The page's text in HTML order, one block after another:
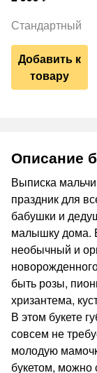
Стандартный
Добавить к
товару
Описание
Выписка
праздник для
бабушки и
малышку дома.
необычный и
быть розы,
хризантема,
В этом букете
совсем не
молодую
букетом, можно